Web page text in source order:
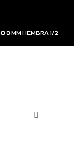
8 MM HEMBRA 1/2